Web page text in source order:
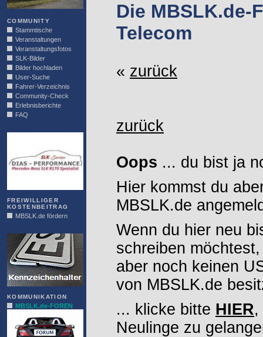
COMMUNITY
Stammtische
Veranstaltungen
Veranstaltungsfotos
SLK-Bilder
Bilder hochladen
User-Suche
Fahrer-Verzeichnis
Community-Check
Erlebnisberichte
FAQ
FREIWILLIGER
KOSTENBEITRAG
MBSLK.de fördern
KOMMUNIKATION
MBSLK.de-FOREN
Die MBSLK.de-
Telecom
« zurück
zurück
Oops ... du bist ja
Hier kommst du
MBSLK.de
Wenn du hier neu
schreiben möchtest,
aber noch keinen
von MBSLK.de
... klicke bitte HIER,
Neulinge zu